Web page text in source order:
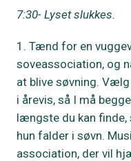
7:30- Lyset slukkes.
Tænd for en
soveassociation, og
at blive søvning.
i årevis, så I må
længste du kan finde,
hun falder i søvn.
association, der vil